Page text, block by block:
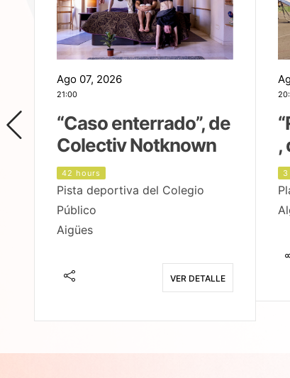
Ago 07, 2026
21:00
“Caso enterrado”, de
Colectiv Notknown
42 hours
Pista deportiva del Colegio
Público
Aigües
VER DETALLE
,